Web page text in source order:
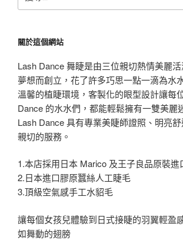
尋
字:
關於這個網站
Lash Dance 舞睫是由三位親切熱情美麗
夢想而創立，花了許多巧思一點一滴為水
溫馨的植睫環境，客製化的眼型設計讓每
Dance 的水水們，都能輕鬆擁有一雙美麗
Lash Dance 具有專業美睫師證照、明亮
親切的服務。
1.本店採用日本 Marico 及王子良品原裝進
2.日本進口膠原蠶絲人工睫毛
3.頂級空氣感手工水貂毛
讓每個女孩兒體驗到日式接睫的羽翼輕盈
如舞動的翅膀